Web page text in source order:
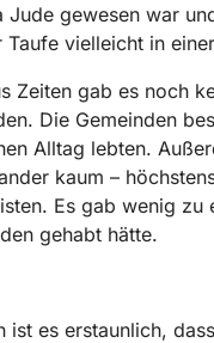
Jude gewesen war
Taufe vielleicht in
Zeiten gab es noch
Die Gemeinden
Alltag lebten.
kaum –
Es gab wenig zu
gehabt hätte.
ist es erstaunlich,